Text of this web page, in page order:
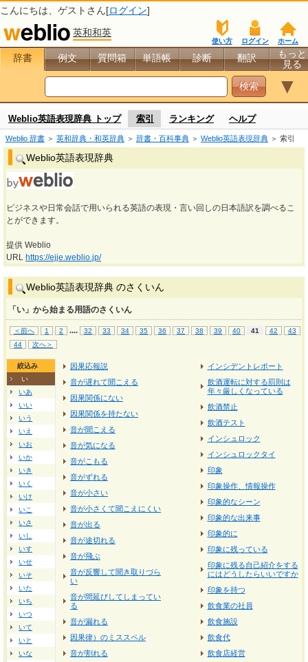
こんにちは、 ゲスト さん[ログイン]
英和和英
ホーム
ログイン
使い方
辞書 例文 質問箱 単語帳 診断 翻訳
もっと
見る
▼
Weblio英語表現辞典 トップ 索引 ランキング ヘルプ
Weblio 辞書 ＞ 英和辞典・和英辞典 ＞ 辞書・百科事典 ＞ Weblio英語表現辞典 ＞ 索引
Weblio英語表現辞典
ビジネスや日常会話で用いられる英語の表現・言い回しの日本語訳を調べるこ
とができます。
提供 Weblio
URL https://ejje.weblio.jp/
Weblio英語表現辞典 のさくいん
「い」から始まる用語のさくいん
＜前へ 1 2 .... 32 33 34 35 36 37 38 39 40 41 42
43
44
次へ＞
絞込み
い
いあ
いい
いう
いえ
いお
いか
いき
いく
いけ
いこ
いさ
いし
いす
いせ
いそ
いた
いち
いつ
いて
いと
いな
因果応報説
音が遅れて聞こえる
因果関係にない
因果関係を持たない
音が聞こえる
音が気になる
音がこもる
音がずれる
音が小さい
音が小さくて聞こえにくい
音が出る
音が途切れる
音が飛ぶ
音が反響して聞き取りづら
い
音が間延びしてしまってい
る
音が漏れる
因果律）のミススペル
音が割れる
インシデントレポート
飲酒運転に対する罰則は
年々厳しくなっている
飲酒禁止
飲酒テスト
インシュロック
インシュロックタイ
印象
印象操作、情報操作
印象的なシーン
印象的な出来事
印象的に
印象に残っている
印象に残る自己紹介をする
にはどうしたらいいですか
印象を持つ
飲食業の社員
飲食施設
飲食代
飲食店経営